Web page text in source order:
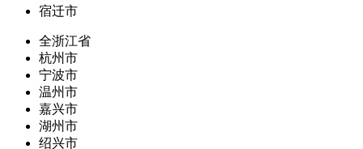
宿迁市
全浙江省
杭州市
宁波市
温州市
嘉兴市
湖州市
绍兴市